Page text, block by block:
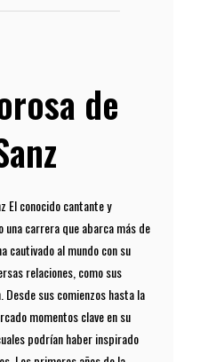
de
El conocido cantante y
carrera que abarca más de
cautivado al mundo con su
relaciones, como sus
sus comienzos hasta la
momentos clave en su
podrían haber inspirado